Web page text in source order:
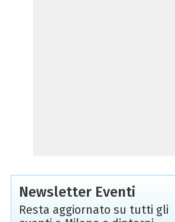
Newsletter Eventi
Resta aggiornato su tutti gli